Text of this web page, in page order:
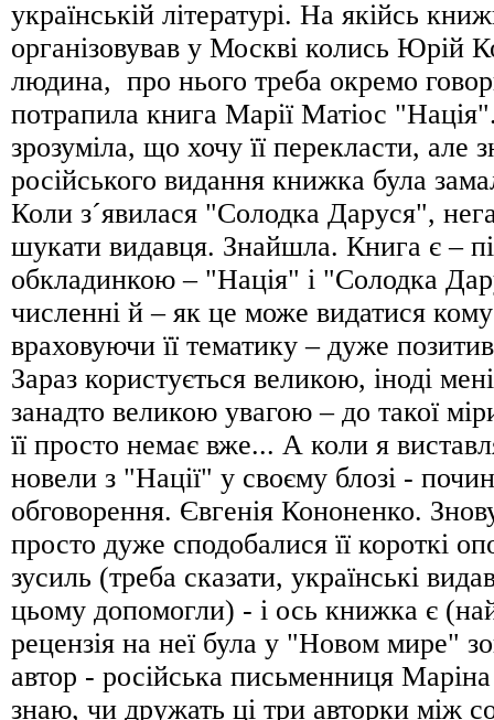
українській літературі. На якійсь
організовував у Москві колись Юрій
людина, про нього треба окремо
потрапила книга Марії Матіос
зрозуміла, що хочу її перекласти, але
російського видання книжка була
Коли з´явилася "Солодка Даруся",
шукати видавця. Знайшла. Книга є –
обкладинкою – "Нацiя" i "Солодка
численнi й – як це може видатися
враховуючи її тематику – дуже
Зараз користується великою, іноді
занадто великою увагою – до такої
її просто немає вже... А коли я
новели з "Нації" у своєму блозі -
обговорення. Євгенія Кононенко.
просто дуже сподобалися її короткі
зусиль (треба сказати, українські
цьому допомогли) - і ось книжка є
рецензія на неї була у "Новом мире"
автор - російська письменниця
знаю, чи дружать ці три авторки між